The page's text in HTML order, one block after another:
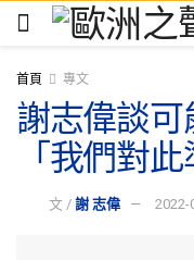
首頁 專文
謝志偉談可
「我們對此
文 / 謝 志偉 2022-